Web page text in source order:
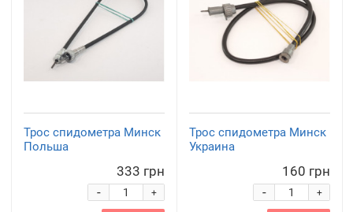
Трос спидометра Минск
Польша
333 грн
+
-
Трос спидометра Минск
Украина
160 грн
+
-